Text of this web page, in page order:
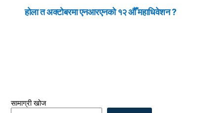
होला त अक्टोबरमा एनआरएनको १२ औँ महाधिवेशन ?
सामाग्री खोज